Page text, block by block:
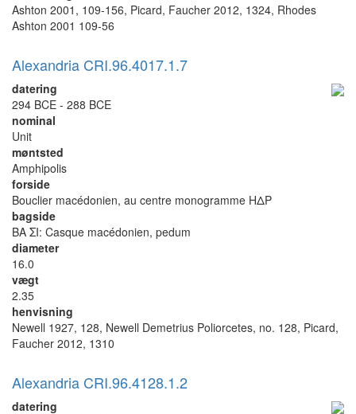
Ashton 2001, 109-156, Picard, Faucher 2012, 1324, Rhodes
Ashton 2001 109-56
Alexandria CRI.96.4017.1.7
datering
294 BCE - 288 BCE
nominal
Unit
møntsted
Amphipolis
forside
Bouclier macédonien, au centre monogramme ΗΔΡ
bagside
ΒΑ ΣΙ: Casque macédonien, pedum
diameter
16.0
vægt
2.35
henvisning
Newell 1927, 128, Newell Demetrius Poliorcetes, no. 128, Picard,
Faucher 2012, 1310
Alexandria CRI.96.4128.1.2
datering